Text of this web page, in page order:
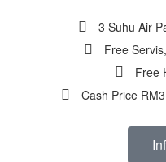
3 Suhu Air
Free
Free
Cash Price